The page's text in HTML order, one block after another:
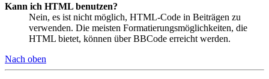
Kann ich HTML benutzen?
Nein, es ist nicht möglich, HTML-Code in Beiträgen zu
verwenden. Die meisten Formatierungsmöglichkeiten, die
HTML bietet, können über BBCode erreicht werden.
Nach oben